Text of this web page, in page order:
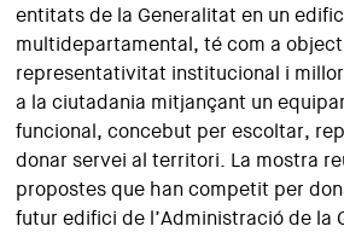
entitats de la Generalitat en un
multidepartamental, té com a
representativitat institucional i
a la ciutadania mitjançant un
funcional, concebut per escoltar,
donar servei al territori. La mostra
propostes que han competit per
futur edifici de l’Administració de la